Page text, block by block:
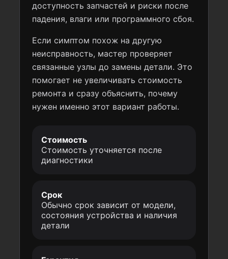
доступность запчастей и риски после
падения, влаги или программного сбоя.
Если симптом похож на другую
неисправность, мастер проверяет
связанные узлы до замены детали. Это
помогает не увеличивать стоимость
ремонта и сразу объяснить, почему
нужен именно этот вариант работы.
Стоимость
Стоимость уточняется после
диагностики
Срок
Обычно срок зависит от модели,
состояния устройства и наличия
детали